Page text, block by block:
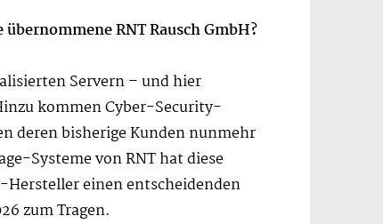
RNT Rausch GmbH?
Servern – und hier
kommen Cyber-Security-
deren bisherige Kunden nunmehr
Systeme von RNT hat diese
Hersteller einen entscheidenden
zum Tragen.